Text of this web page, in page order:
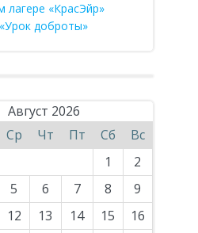
лагере «КрасЭйр»
доброты»
Август 2026
Ср Чт Пт Сб
Вс
1
2
5 6 7 8
9
12 13 14 15
16